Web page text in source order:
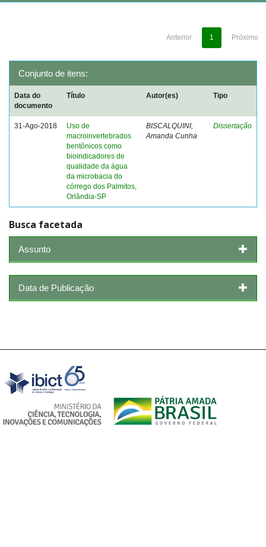
Anterior 1 Próximo
Conjunto de itens:
Data do
documento
Título Autor(es) Tipo
31-Ago-2018
Uso de
macroinvertebrados
bentônicos como
bioindicadores de
qualidade da água
da microbacia do
córrego dos Palmitos,
Orlândia-SP
BISCALQUINI,
Amanda Cunha
Dissertação
Busca facetada
Assunto
Data de Publicação